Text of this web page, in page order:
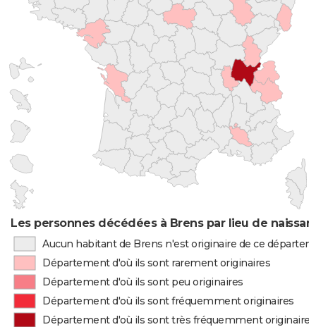
Les personnes décédées à Brens par lieu de
Aucun habitant de Brens n'est originaire de ce
Département d'où ils sont rarement originaires
Département d'où ils sont peu originaires
Département d'où ils sont fréquemment originaires
Département d'où ils sont très fréquemment originaires